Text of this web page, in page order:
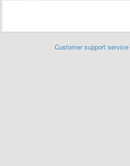
Customer support service